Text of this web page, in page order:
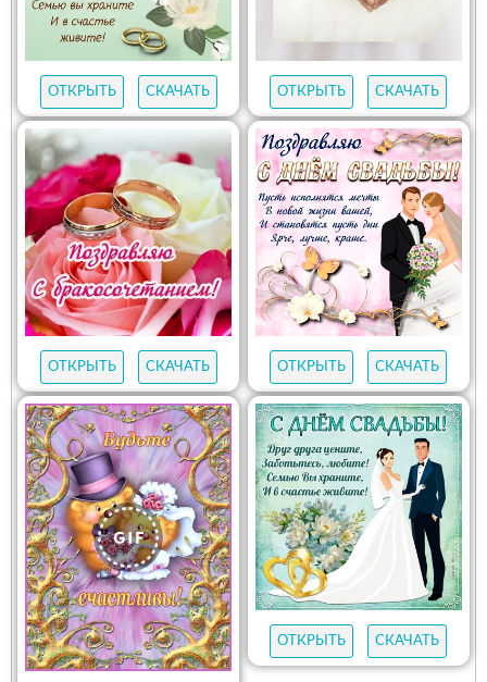
ОТКРЫТЬ СКАЧАТЬ ОТКРЫТЬ СКАЧАТЬ
ОТКРЫТЬ СКАЧАТЬ ОТКРЫТЬ СКАЧАТЬ
ОТКРЫТЬ СКАЧАТЬ